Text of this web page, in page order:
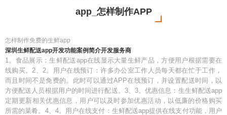
app_怎样制作APP
怎样制作免费的生鲜app
深圳生鲜配送app开发功能案例简介开发服务商
1。食品展示：生鲜配送app在线显示大量生鲜产品，方便用户根据需要在
线购买。2、2。用户在线预订：许多办公室工作人员每天都在忙于工作，
而且时间不是免费的。此时可以通过APP在线预订，并设置配送时间，以
方便配送人员根据用户的时间进行配送。3、3。优惠信息：生生鲜配送app
定期更新相关优惠信息，用户可以及时参加优惠活动，以低廉的价格购买
所需的菜肴。4、4。用户在线支付：生鲜配送app提供在线支付功能，用户